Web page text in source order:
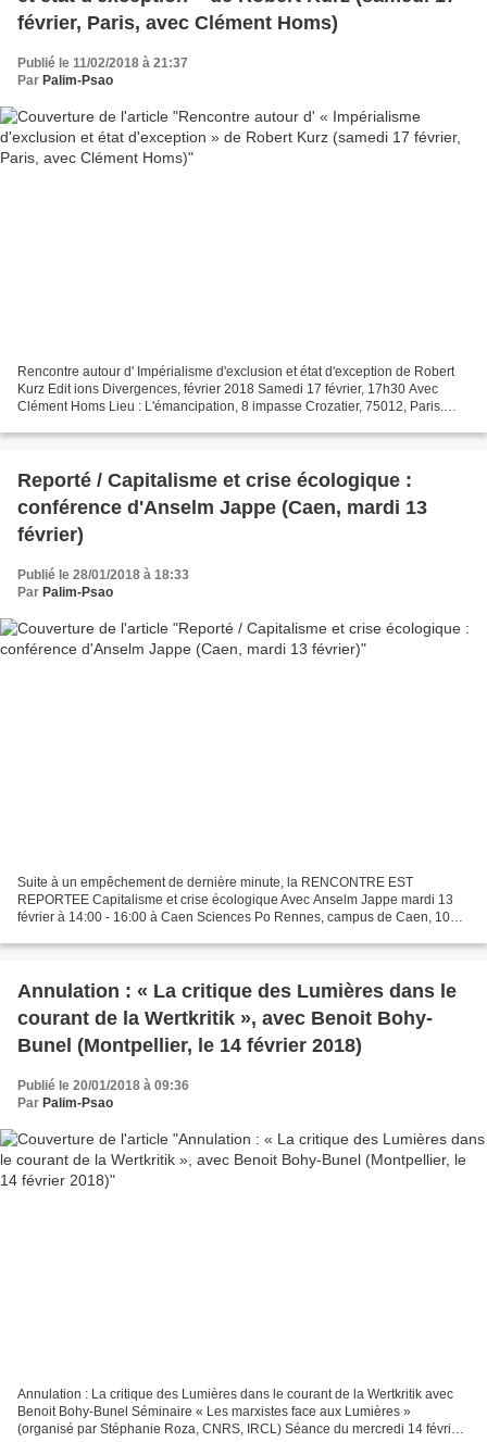
février, Paris, avec Clément Homs)
Publié le 11/02/2018 à 21:37
Par Palim-Psao
Rencontre autour d' Impérialisme d'exclusion et état d'exception de Robert
Kurz Edit ions Divergences, février 2018 Samedi 17 février, 17h30 Avec
Clément Homs Lieu : L'émancipation, 8 impasse Crozatier, 75012, Paris.
Reporté / Capitalisme et crise écologique :
conférence d'Anselm Jappe (Caen, mardi 13
février)
Publié le 28/01/2018 à 18:33
Par Palim-Psao
Suite à un empêchement de dernière minute, la RENCONTRE EST
REPORTEE Capitalisme et crise écologique Avec Anselm Jappe mardi 13
février à 14:00 - 16:00 à Caen Sciences Po Rennes, campus de Caen, 10
Annulation : « La critique des Lumières dans le
courant de la Wertkritik », avec Benoit Bohy-
Bunel (Montpellier, le 14 février 2018)
Publié le 20/01/2018 à 09:36
Par Palim-Psao
Annulation : La critique des Lumières dans le courant de la Wertkritik avec
Benoit Bohy-Bunel Séminaire « Les marxistes face aux Lumières »
(organisé par Stéphanie Roza, CNRS, IRCL) Séance du mercredi 14 février